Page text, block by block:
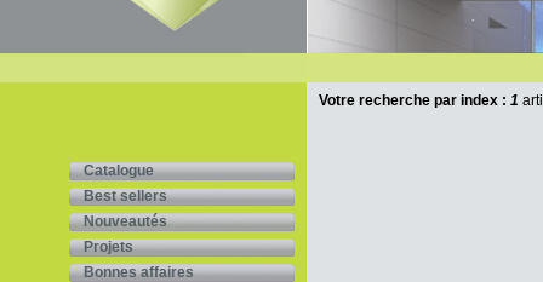
Catalogue
Best sellers
Nouveautés
Projets
Bonnes affaires
Votre recherche par index : 1